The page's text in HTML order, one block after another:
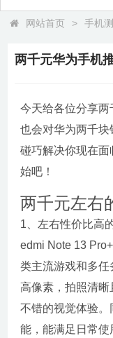
网站首页 > 手机
两千元华为手机
今天给各位分享
也会对华为两千
碰巧解决你现在
始吧！
两千元左右
1、左右性价比高
edmi Note 13
类主流游戏和多
高像素，拍照清
不错的视觉体验
能，能满足日常使